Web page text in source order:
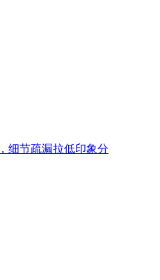
细节疏漏拉低印象分